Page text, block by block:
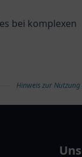
bei komplexen
Hinweis zur